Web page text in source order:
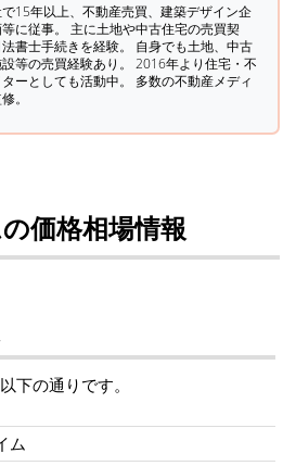
15年以上、不動産売買、建築デザイン企
に従事。 主に土地や中古住宅の売買契
書士手続きを経験。 自身でも土地、中古
等の売買経験あり。 2016年より住宅・不
ーとしても活動中。 多数の不動産メディ
。
価格相場情報
下の通りです。
ム